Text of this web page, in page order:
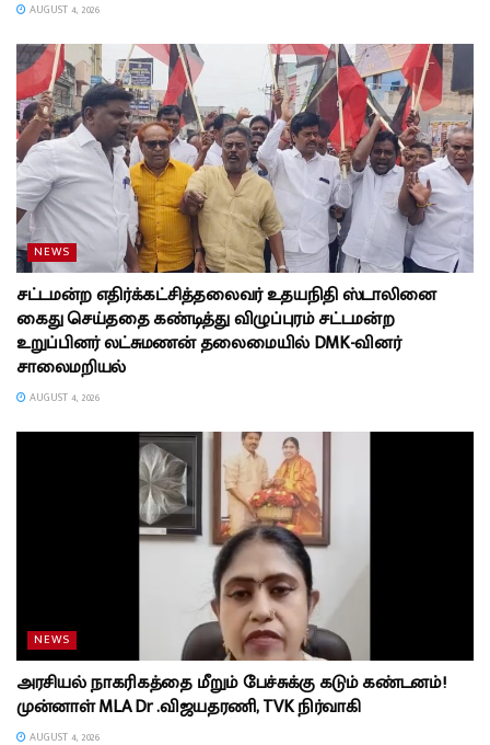
AUGUST 4, 2026
NEWS
சட்டமன்ற எதிர்க்கட்சித்தலைவர் உதயநிதி ஸ்டாலினை
கைது செய்ததை கண்டித்து விழுப்புரம் சட்டமன்ற
உறுப்பினர் லட்சுமணன் தலைமையில் DMK-வினர்
சாலைமறியல்
AUGUST 4, 2026
NEWS
அரசியல் நாகரிகத்தை மீறும் பேச்சுக்கு கடும் கண்டனம்!
முன்னாள் MLA Dr .விஜயதரணி, TVK நிர்வாகி
AUGUST 4, 2026